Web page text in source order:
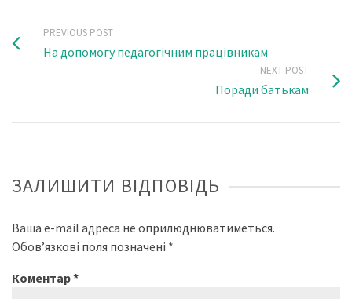
PREVIOUS POST
На допомогу педагогічним працівникам
NEXT POST
Поради батькам
ЗАЛИШИТИ ВІДПОВІДЬ
Ваша e-mail адреса не оприлюднюватиметься.
Обов’язкові поля позначені *
Коментар*